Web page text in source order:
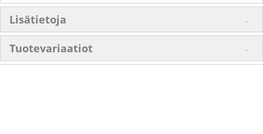
Lisätietoja
Tuotevariaatiot